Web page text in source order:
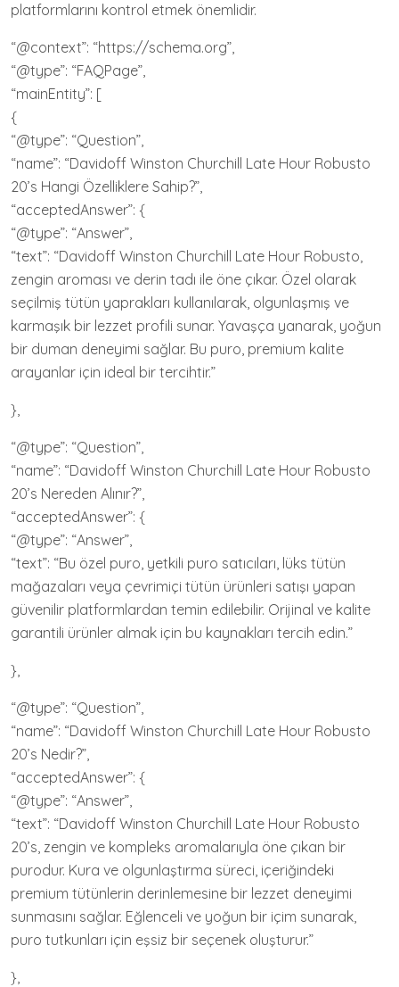
platformlarını kontrol etmek önemlidir.
“@context”: “https://schema.org”,
“@type”: “FAQPage”,
“mainEntity”: [
{
“@type”: “Question”,
“name”: “Davidoff Winston Churchill Late Hour Robusto
20’s Hangi Özelliklere Sahip?”,
“acceptedAnswer”: {
“@type”: “Answer”,
“text”: “Davidoff Winston Churchill Late Hour Robusto,
zengin aroması ve derin tadı ile öne çıkar. Özel olarak
seçilmiş tütün yaprakları kullanılarak, olgunlaşmış ve
karmaşık bir lezzet profili sunar. Yavaşça yanarak, yoğun
bir duman deneyimi sağlar. Bu puro, premium kalite
arayanlar için ideal bir tercihtir.”
},
“@type”: “Question”,
“name”: “Davidoff Winston Churchill Late Hour Robusto
20’s Nereden Alınır?”,
“acceptedAnswer”: {
“@type”: “Answer”,
“text”: “Bu özel puro, yetkili puro satıcıları, lüks tütün
mağazaları veya çevrimiçi tütün ürünleri satışı yapan
güvenilir platformlardan temin edilebilir. Orijinal ve kalite
garantili ürünler almak için bu kaynakları tercih edin.”
},
“@type”: “Question”,
“name”: “Davidoff Winston Churchill Late Hour Robusto
20’s Nedir?”,
“acceptedAnswer”: {
“@type”: “Answer”,
“text”: “Davidoff Winston Churchill Late Hour Robusto
20’s, zengin ve kompleks aromalarıyla öne çıkan bir
purodur. Kura ve olgunlaştırma süreci, içeriğindeki
premium tütünlerin derinlemesine bir lezzet deneyimi
sunmasını sağlar. Eğlenceli ve yoğun bir içim sunarak,
puro tutkunları için eşsiz bir seçenek oluşturur.”
},